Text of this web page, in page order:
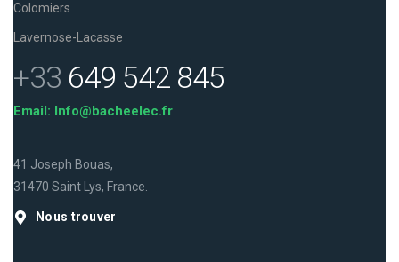
Colomiers
Lavernose-Lacasse
+33 649 542 845
Email: Info@bacheelec.fr
41 Joseph Bouas,
31470 Saint Lys, France.
Nous trouver